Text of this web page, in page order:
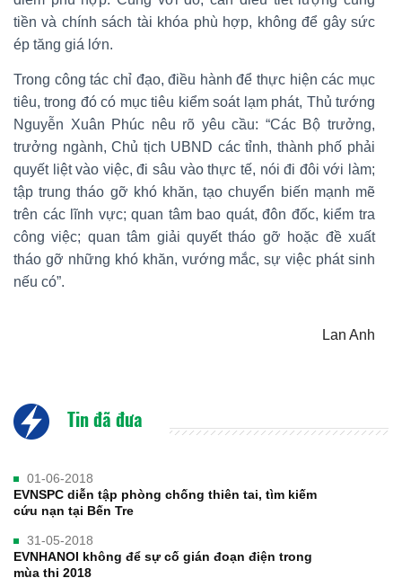
tiền và chính sách tài khóa phù hợp, không để gây sức
ép tăng giá lớn.
Trong công tác chỉ đạo, điều hành để thực hiện các mục
tiêu, trong đó có mục tiêu kiểm soát lạm phát, Thủ tướng
Nguyễn Xuân Phúc nêu rõ yêu cầu: “Các Bộ trưởng,
trưởng ngành, Chủ tịch UBND các tỉnh, thành phố phải
quyết liệt vào việc, đi sâu vào thực tế, nói đi đôi với làm;
tập trung tháo gỡ khó khăn, tạo chuyển biến mạnh mẽ
trên các lĩnh vực; quan tâm bao quát, đôn đốc, kiểm tra
công việc; quan tâm giải quyết tháo gỡ hoặc đề xuất
tháo gỡ những khó khăn, vướng mắc, sự việc phát sinh
nếu có”.
Lan Anh
Tin đã đưa
01-06-2018
EVNSPC diễn tập phòng chống thiên tai, tìm kiếm
cứu nạn tại Bến Tre
31-05-2018
EVNHANOI không để sự cố gián đoạn điện trong
mùa thi 2018